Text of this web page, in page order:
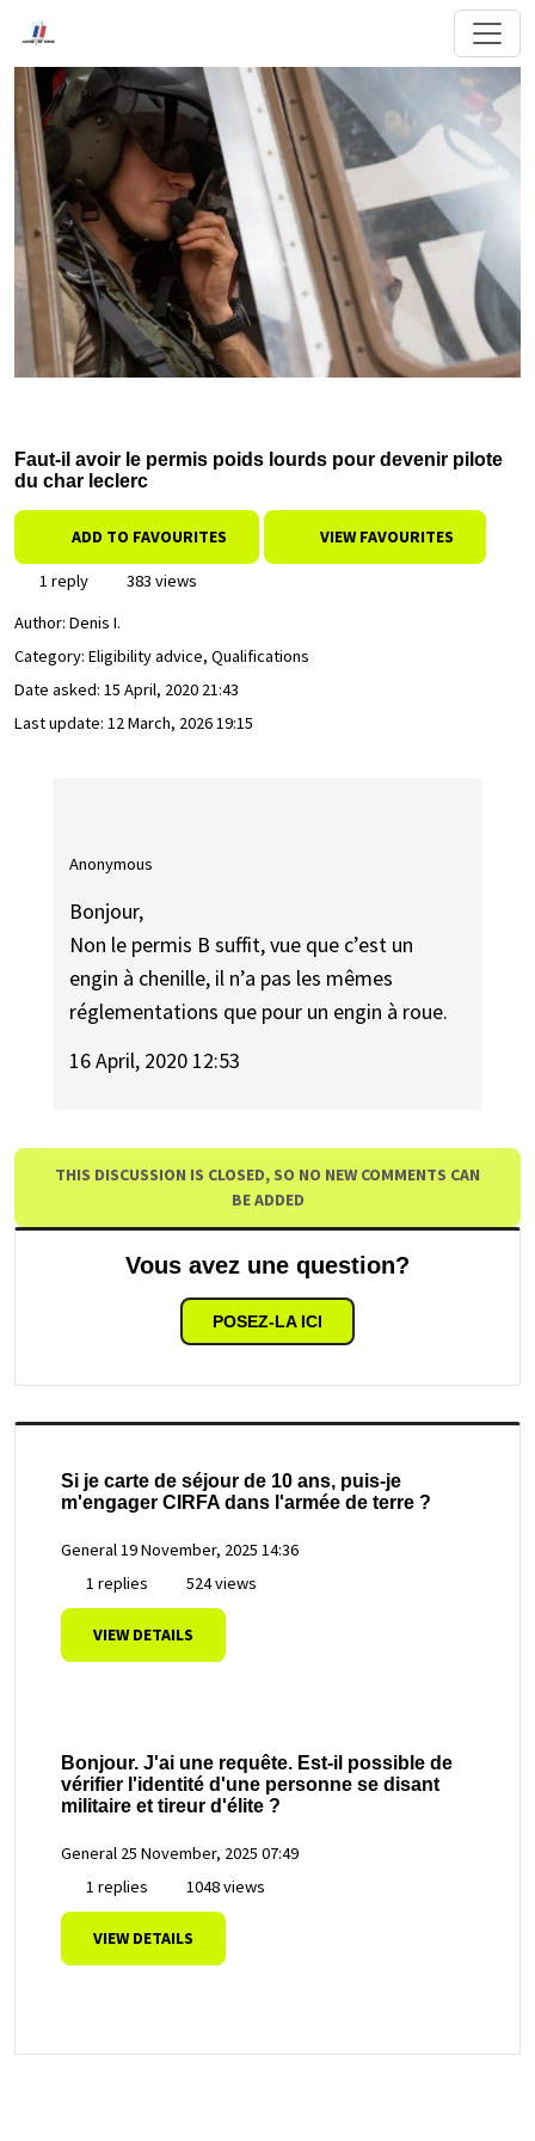
Faut-il avoir le permis poids lourds pour devenir pilote
du char leclerc
ADD TO FAVOURITES VIEW FAVOURITES
1 reply
383 views
Author: Denis I.
Category: Eligibility advice, Qualifications
Date asked: 15 April, 2020 21:43
Last update: 12 March, 2026 19:15
Anonymous
Bonjour,
Non le permis B suffit, vue que c’est un
engin à chenille, il n’a pas les mêmes
réglementations que pour un engin à roue.
16 April, 2020 12:53
THIS DISCUSSION IS CLOSED, SO NO NEW COMMENTS CAN
BE ADDED
Vous avez une question?
POSEZ-LA ICI
Si je carte de séjour de 10 ans, puis-je
m'engager CIRFA dans l'armée de terre ?
General19 November, 2025 14:36
1 replies
524 views
VIEW DETAILS
Bonjour. J'ai une requête. Est-il possible de
vérifier l'identité d'une personne se disant
militaire et tireur d'élite ?
General 25 November, 2025 07:49
1 replies
1048 views
VIEW DETAILS